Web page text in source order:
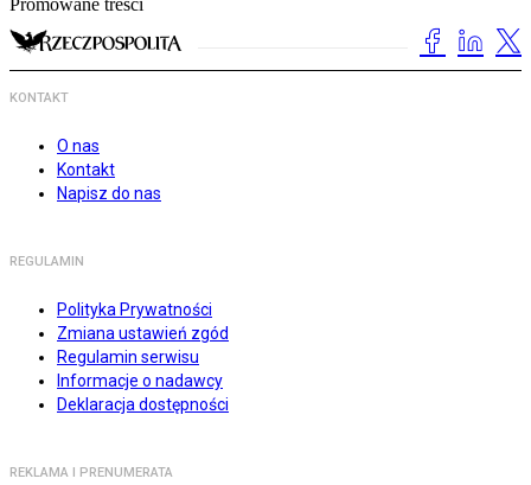
Promowane treści
KONTAKT
O nas
Kontakt
Napisz do nas
REGULAMIN
Polityka Prywatności
Zmiana ustawień zgód
Regulamin serwisu
Informacje o nadawcy
Deklaracja dostępności
REKLAMA I PRENUMERATA